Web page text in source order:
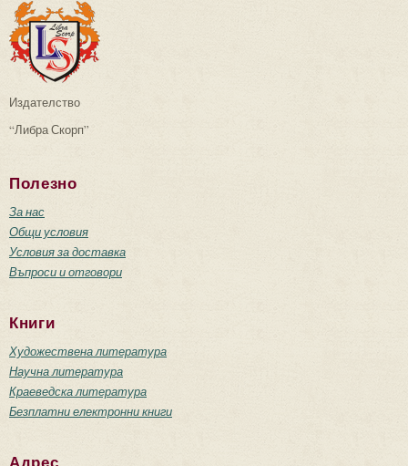
Издателство
“Либра Скорп”
Полезно
За нас
Общи условия
Условия за доставка
Въпроси и отговори
Книги
Художествена литература
Научна литература
Краеведска литература
Безплатни електронни книги